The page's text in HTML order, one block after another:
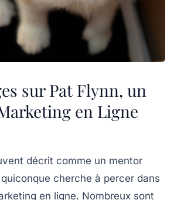
sur Pat Flynn, un
en Ligne
décrit comme un mentor
cherche à percer dans
en ligne. Nombreux sont